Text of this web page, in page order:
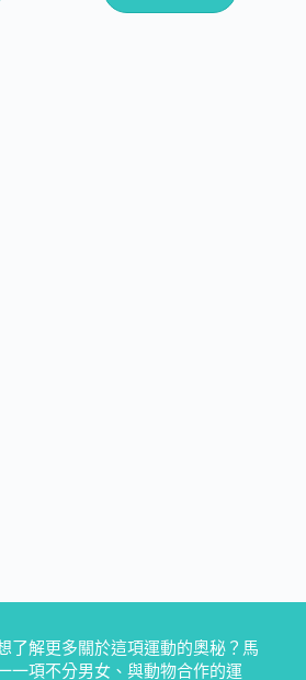
了解更多關於這項運動的奧秘？馬
一項不分男女、與動物合作的運